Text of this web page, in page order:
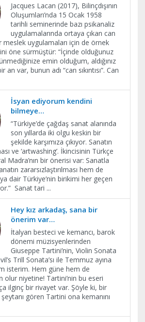
Jacques Lacan (2017), Bilinçdışının
Oluşumları’nda 15 Ocak 1958
tarihli seminerinde bazı psikanaliz
uygulamalarında ortaya çıkan can
meslek uygulamaları için de örnek
öne sürmüştür: “İçinde olduğunuz
emin olduğum, aldığınız
var, bunun adı “can sıkıntısı”. Can
İsyan ediyorum kendini
bilmeye…
“Türkiye’de çağdaş sanat alanında
son yıllarda iki olgu keskin bir
şekilde karşımıza çıkıyor. Sanatın
ve ‘artwashing’. İkincisinin Türkçe
Madra’nın bir önerisi var: Sanatla
zararsızlaştırılması hem de
dair Türkiye’nin birikimi her geçen
Sanat tari ...
Hey kız arkadaş, sana bir
önerim var…
İtalyan besteci ve kemancı, barok
dönemi müzisyenlerinden
Giuseppe Tartini’nin, Violin Sonata
Trill Sonata’sı ile Temmuz ayına
isterim. Hem güne hem de
olur niyetine! Tartini’nin bu eseri
ilginç bir rivayet var. Şöyle ki, bir
gören Tartini ona kemanını